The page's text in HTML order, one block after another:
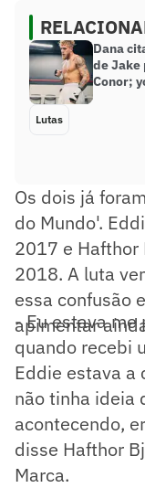
Dana
de Jake
Conor;
Lutas
Os dois já
do Mundo'.
2017 e Hafthor
2018. A luta
essa confusão
apimentar
- Eu estava
quando recebi
Eddie estava a
não tinha ideia
acontecendo,
disse Hafthor
Marca.